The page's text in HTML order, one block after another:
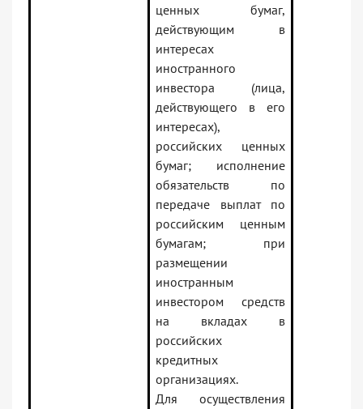
ценных бумаг,
действующим в
интересах
иностранного
инвестора (лица,
действующего в его
интересах),
российских ценных
бумаг; исполнение
обязательств по
передаче выплат по
российским ценным
бумагам; при
размещении
иностранным
инвестором средств
на вкладах в
российских
кредитных
организациях.
Для осуществления